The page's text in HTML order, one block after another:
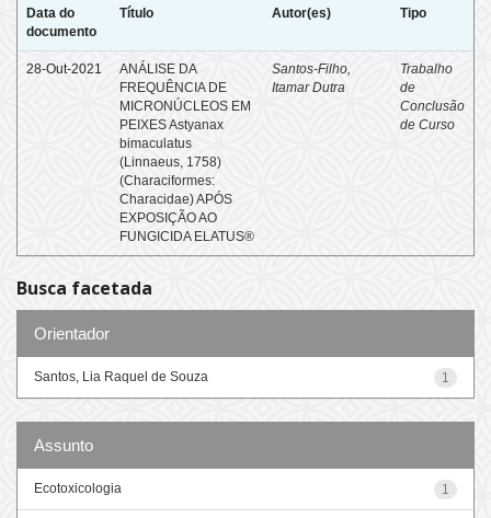
Data do
documento
Título Autor(es) Tipo
28-Out-2021
ANÁLISE DA
FREQUÊNCIA DE
MICRONÚCLEOS EM
PEIXES Astyanax
bimaculatus
(Linnaeus, 1758)
(Characiformes:
Characidae) APÓS
EXPOSIÇÃO AO
FUNGICIDA ELATUS®
Santos-Filho,
Itamar Dutra
Trabalho
de
Conclusão
de Curso
Busca facetada
Orientador
1
Santos, Lia Raquel de Souza
Assunto
1
Ecotoxicologia